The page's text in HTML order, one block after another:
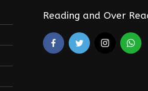
Reading and Over